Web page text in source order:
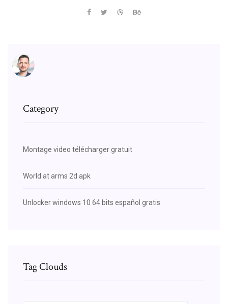
Category
Montage video télécharger gratuit
World at arms 2d apk
Unlocker windows 10 64 bits español gratis
Tag Clouds